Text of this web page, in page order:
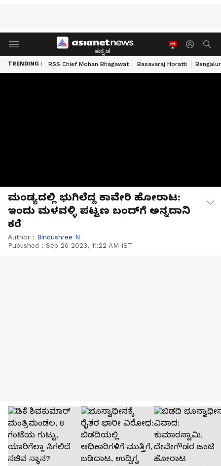
ಕನ್ನಡ
TRENDING : RSS Chief Mohan Bhagawat Basavaraj Horatti
ಮಂಡ್ಯದಲ್ಲಿ ಭುಗಿಲೆದ್ದ ಕಾವೇರಿ ಹೋರಾಟ:
ಇಂದು ಮಳವಳ್ಳಿ ಪಟ್ಟಣ ಬಂದ್‌ಗೆ ಅನ್ನದಾನಿ
ಕರೆ
Author : Bindushree N
Published : Sep 26 2023, 11:22 AM IST